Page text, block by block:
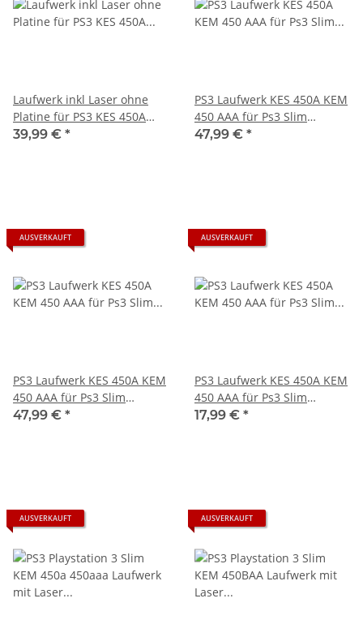
Laufwerk inkl Laser ohne
Platine für PS3 KES 450A
KEM 450 AAA - gebraucht
39,99 € *
PS3 Laufwerk KES 450A KEM
450 AAA für Ps3 Slim
47,99 € *
AUSVERKAUFT
PS3 Laufwerk KES 450A KEM
450 AAA für Ps3 Slim
Konsolen Laser Platine -
47,99 € *
AUSVERKAUFT
PS3 Laufwerk KES 450A KEM
450 AAA für Ps3 Slim
Konsolen ohne Laser &
17,99 € *
AUSVERKAUFT AUSVERKAUFT